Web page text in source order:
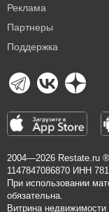
Реклама
Партнеры
Поддержка
2004—2026 Restate.ru
1147847086870 ИНН
При использовании
обязательна.
Витрина